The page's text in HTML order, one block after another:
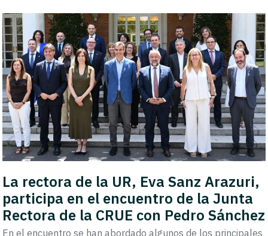
La rectora de la UR, Eva Sanz Arazuri,
participa en el encuentro de la Junta
Rectora de la CRUE con Pedro Sánchez
En el encuentro se han abordado algunos de los principales